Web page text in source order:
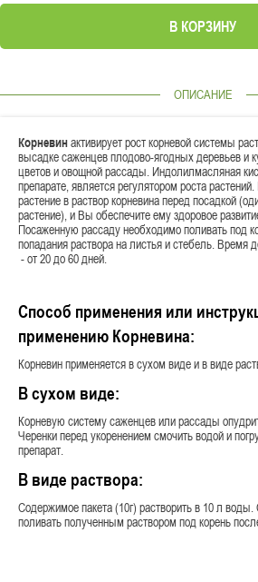
В КОРЗИНУ
ОПИСАНИЕ
Корневинактивирует рост корневой системы
высадке саженцев плодово-ягодных деревьев и
цветов и овощной рассады. Индолилмасляная
препарате, является регулятором роста
растение в раствор корневина перед посадкой
растение), и Вы обеспечите ему здоровое
Посаженную рассаду необходимо поливать под
попадания раствора на листья и стебель. Время
- от 20 до 60 дней.
Способ применения или
применению Корневина:
Корневин применяется в сухом виде и в виде
В сухом виде:
Корневую систему саженцев или рассады
Черенки перед укоренением смочить водой и
препарат.
В виде раствора:
Содержимое пакета (10г) растворить в 10 л
поливать полученным раствором под корень